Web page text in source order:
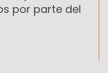
por parte del